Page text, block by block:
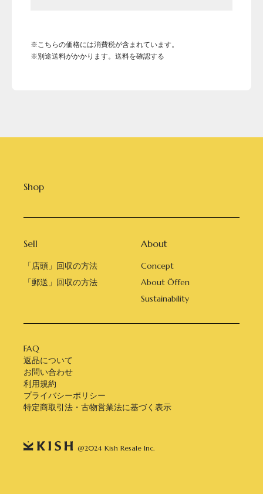
※こちらの価格には消費税が含まれています。
※別途送料がかかります。送料を確認する
Shop
Sell
「店頭」回収の方法
「郵送」回収の方法
About
Concept
About Öffen
Sustainability
FAQ
返品について
お問い合わせ
利用規約
プライバシーポリシー
特定商取引法・古物営業法に基づく表示
@2024 Kish Resale Inc.